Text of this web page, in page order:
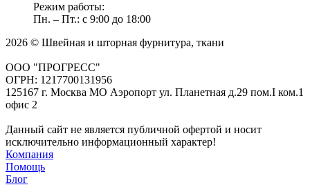
Режим работы:
Пн. – Пт.: с 9:00 до 18:00
2026 © Швейная и шторная фурнитура, ткани
ООО "ПРОГРЕСС"
ОГРН: 1217700131956
125167 г. Москва МО Аэропорт ул. Планетная д.29 пом.I ком.1
офис 2
Данный сайт не является публичной офертой и носит
исключительно информационный характер!
Компания
Помощь
Блог